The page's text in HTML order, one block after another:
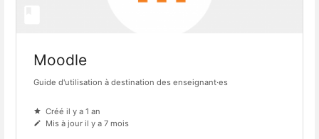
Moodle
Guide d'utilisation à destination des enseignant·es
Créé il y a 1 an
Mis à jour il y a 7 mois